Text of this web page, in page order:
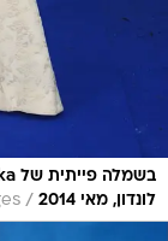
לונדון, מאי 2014
/